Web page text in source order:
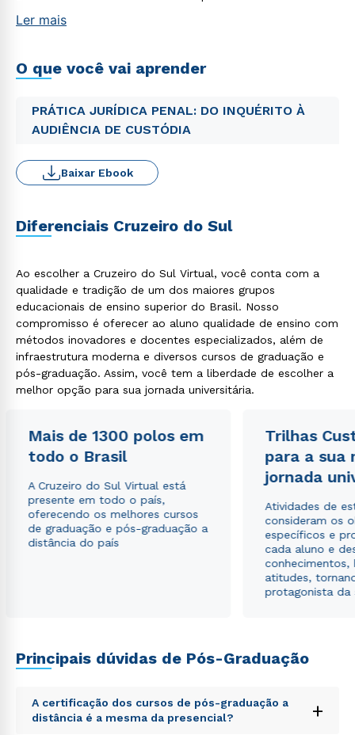
Ler mais
O que você vai aprender
PRÁTICA JURÍDICA PENAL: DO INQUÉRITO À
AUDIÊNCIA DE CUSTÓDIA
Baixar Ebook
Diferenciais Cruzeiro do Sul
Ao escolher a Cruzeiro do Sul Virtual, você conta com a
qualidade e tradição de um dos maiores grupos
educacionais de ensino superior do Brasil. Nosso
compromisso é oferecer ao aluno qualidade de ensino com
métodos inovadores e docentes especializados, além de
infraestrutura moderna e diversos cursos de graduação e
pós-graduação. Assim, você tem a liberdade de escolher a
melhor opção para sua jornada universitária.
Mais de 1300 polos em
todo o Brasil
A Cruzeiro do Sul Virtual está
presente em todo o país,
oferecendo os melhores cursos
de graduação e pós-graduação a
distância do país
Trilhas
para a sua
jornada
Atividades de
consideram os
específicos e
cada aluno e
conhecimentos,
atitudes,
protagonista da
Principais dúvidas de Pós-Graduação
A certificação dos cursos de pós-graduação a
distância é a mesma da presencial?
+
Rápido e fácil
Estou de acordo com a Política de Privacidade.e
autorizo que meus dados sejam utilizados para o